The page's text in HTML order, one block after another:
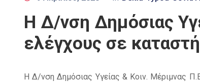
Η Δ/νση Δημόσιας
ελέγχους σε
Η Δ/νση Δημόσιας Υγείας & Κοιν. Μέριμνας